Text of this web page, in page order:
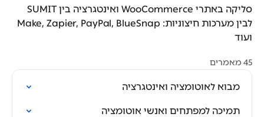
סליקה באתרי WooCommerce ואינטגרציה בין SUMIT
לבין מערכות חיצוניות: Make, Zapier, PayPal, BlueSnap
ועוד
45 מאמרים
מבוא לאוטומציה ואינטגרציה
תמיכה למפתחים ואנשי אוטומציה